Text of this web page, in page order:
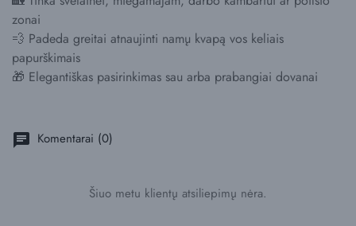
zonai
💨 Padeda greitai atnaujinti namų kvapą vos keliais
papurškimais
🎁 Elegantiškas pasirinkimas sau arba prabangiai dovanai
chat Komentarai (0)
Šiuo metu klientų atsiliepimų nėra.